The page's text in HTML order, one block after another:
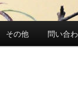
その他 問い合